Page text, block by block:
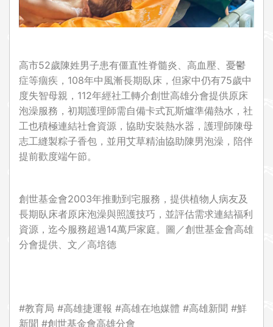
高市52歲陳姓男子患有僵直性脊髓炎、高血壓、憂鬱
症等痼疾，108年中風漸長期臥床，但家中仍有75歲中
度失智母親，112年經社工轉介創世高雄分會提供原床
泡澡服務，初期護理師需自備卡式瓦斯爐準備熱水，社
工也積極連結社會資源，協助安裝熱水器，護理師陳母
志工縫製粽子香包，並用艾草精油協助陳男泡澡，陪伴
提前歡度端午節。
創世基金會2003年推動到宅服務，提供植物人病友及
長期臥床者原床泡澡與照護技巧，並評估需求連結福利
資源，迄今服務超過14萬戶家庭。圖／創世基金會高雄
分會提供、文／高培德
#教育局 #高雄捷運報 #高雄在地媒體 #高雄新聞 #鮮
新聞 #創世基金會高雄分會